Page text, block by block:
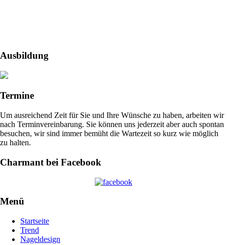
Ausbildung
Termine
Um ausreichend Zeit für Sie und Ihre Wünsche zu haben, arbeiten wir
nach Terminvereinbarung. Sie können uns jederzeit aber auch spontan
besuchen, wir sind immer bemüht die Wartezeit so kurz wie möglich
zu halten.
Charmant bei Facebook
Menü
Startseite
Trend
Nageldesign